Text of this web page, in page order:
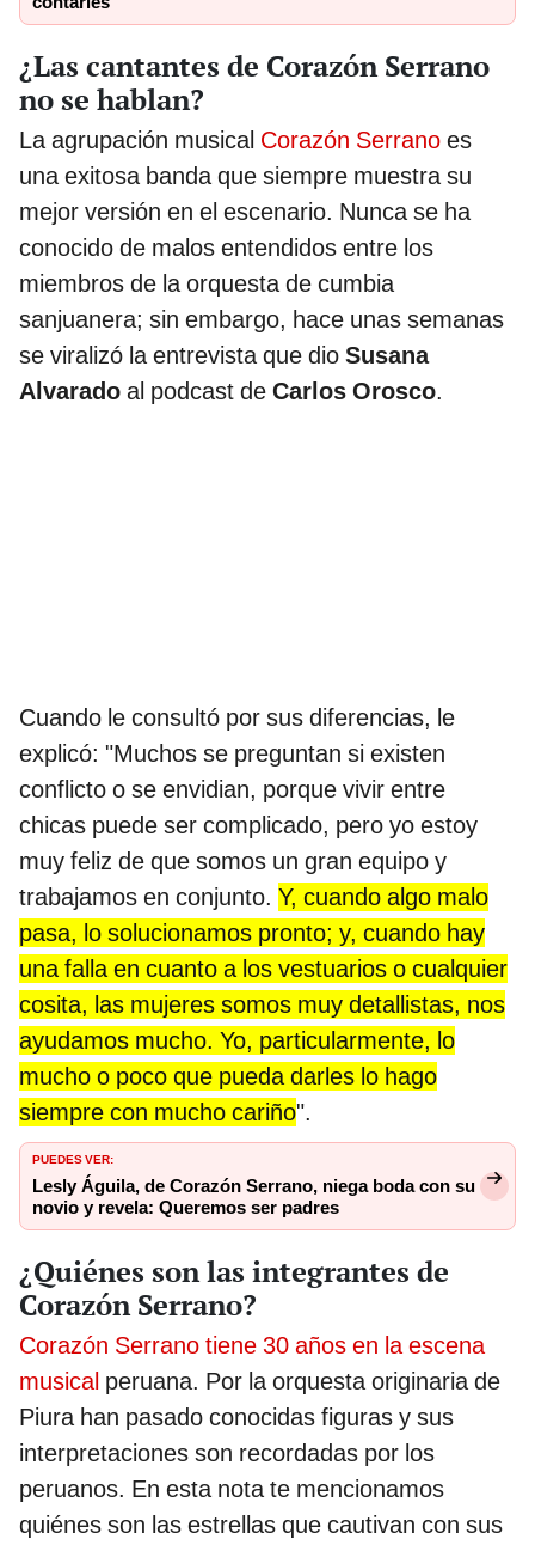
¿Las cantantes de Corazón Serrano
no se hablan?
La agrupación musical Corazón Serrano es
una exitosa banda que siempre muestra su
mejor versión en el escenario. Nunca se ha
conocido de malos entendidos entre los
miembros de la orquesta de cumbia
sanjuanera; sin embargo, hace unas semanas
se viralizó la entrevista que dio Susana
Alvarado al podcast de Carlos Orosco.
Cuando le consultó por sus diferencias, le
explicó: "Muchos se preguntan si existen
conflicto o se envidian, porque vivir entre
chicas puede ser complicado, pero yo estoy
muy feliz de que somos un gran equipo y
trabajamos en conjunto. Y, cuando algo malo
pasa, lo solucionamos pronto; y, cuando hay
una falla en cuanto a los vestuarios o cualquier
cosita, las mujeres somos muy detallistas, nos
ayudamos mucho. Yo, particularmente, lo
mucho o poco que pueda darles lo hago
siempre con mucho cariño".
PUEDES VER:
Lesly Águila, de Corazón Serrano, niega boda con su
novio y revela: Queremos ser padres
¿Quiénes son las integrantes de
Corazón Serrano?
Corazón Serrano tiene 30 años en la escena
musical peruana. Por la orquesta originaria de
Piura han pasado conocidas figuras y sus
interpretaciones son recordadas por los
peruanos. En esta nota te mencionamos
quiénes son las estrellas que cautivan con sus